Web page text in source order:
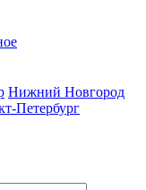
Нижний Новгород
Петербург